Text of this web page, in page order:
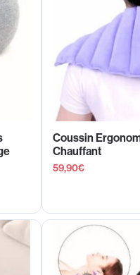
Coussin
Chauffant
59,90€